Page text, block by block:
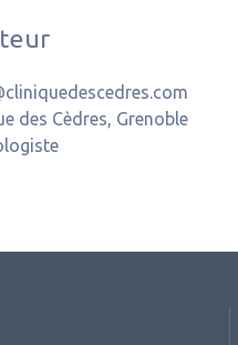
des Cèdres, Grenoble